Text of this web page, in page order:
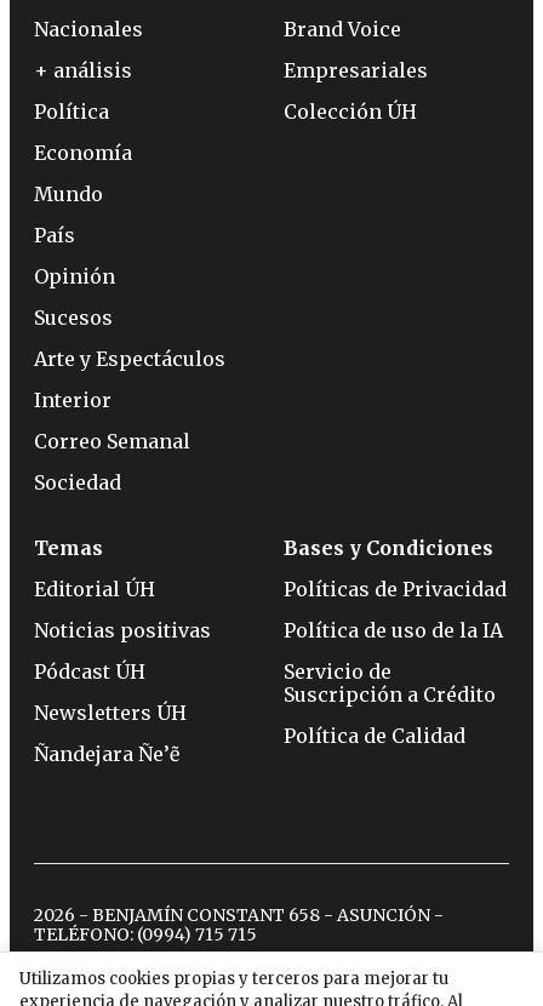
Utilizamos cookies propias y terceros para mejorar tu
experiencia de navegación y analizar nuestro tráfico. Al
Nacionales
+ análisis
Política
Economía
Mundo
País
Opinión
Sucesos
Arte y Espectáculos
Interior
Correo Semanal
Sociedad
Brand Voice
Empresariales
Colección ÚH
Temas
Editorial ÚH
Noticias positivas
Pódcast ÚH
Newsletters ÚH
Ñandejara Ñe’ẽ
Bases y Condiciones
Políticas de Privacidad
Política de uso de la IA
Servicio de
Suscripción a Crédito
Política de Calidad
2026 - BENJAMÍN CONSTANT 658 - ASUNCIÓN -
TELÉFONO: (0994) 715 715